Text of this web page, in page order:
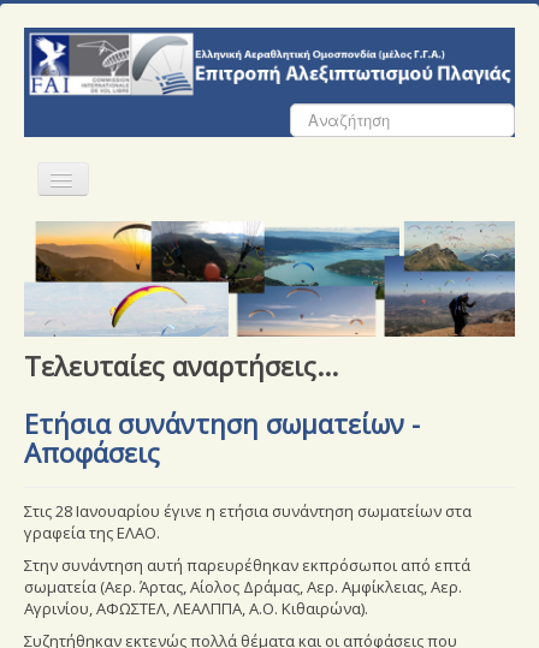
Αναζήτηση...
Αρχική
Ε.Α.Π.
Σωματεία
Αγώνες
Εκπαίδευση
Ασφάλεια Πτήσεων
Έγγραφα
Εξετάσεις
Ασφάλιση Αθλητών
Τελευταίες αναρτήσεις...
Ετήσια συνάντηση σωματείων -
Αποφάσεις
Στις 28 Ιανουαρίου έγινε η ετήσια συνάντηση σωματείων στα
γραφεία της ΕΛΑΟ.
Στην συνάντηση αυτή παρευρέθηκαν εκπρόσωποι από επτά
σωματεία (Αερ. Άρτας, Αίολος Δράμας, Αερ. Αμφίκλειας, Αερ.
Αγρινίου, ΑΦΩΣΤΕΛ, ΛΕΑΛΠΠΑ, Α.Ο. Κιθαιρώνα).
Συζητήθηκαν εκτενώς πολλά θέματα και οι απόφάσεις που